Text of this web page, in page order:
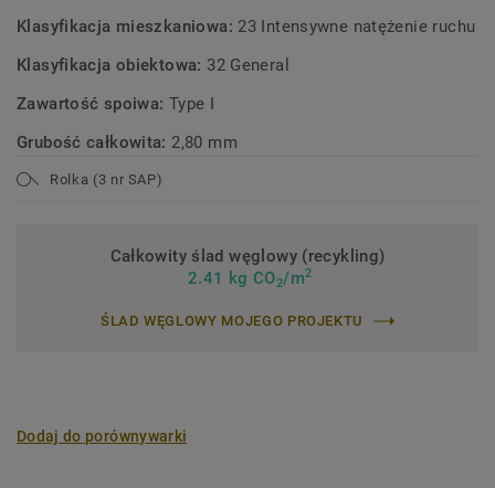
Klasyfikacja mieszkaniowa: 23 Intensywne natężenie ruchu
Klasyfikacja obiektowa: 32 General
Zawartość spoiwa: Type I
Grubość całkowita: 2,80 mm
Rolka (3 nr SAP)
Całkowity ślad węglowy (recykling)
2.41 kg CO2/m2
ŚLAD WĘGLOWY MOJEGO PROJEKTU
Dodaj do porównywarki